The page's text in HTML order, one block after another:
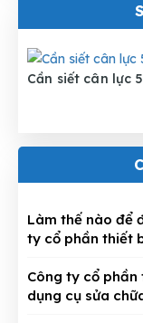
Cần siết cân lực
Làm thế nào để
ty cổ phần thiết
Công ty cổ phần
dụng cụ sửa